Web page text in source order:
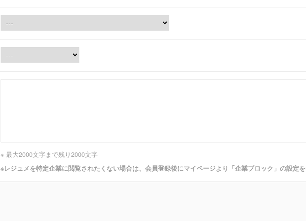
※ 最大2000文字まで残り2000文字
※レジュメを特定企業に閲覧されたくない場合は、会員登録後にマイページより「企業ブロック」の設定を